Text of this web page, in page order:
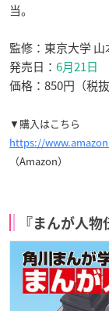
当。
監修：東京大学
発売日： 6月21日
価格：850円（税抜
▼購入はこちら
https://
（Amazon）
『まんが人